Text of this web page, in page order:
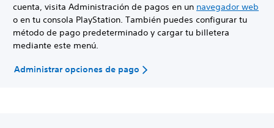
cuenta, visita Administración de pagos en un navegador web
o en tu consola PlayStation. También puedes configurar tu
método de pago predeterminado y cargar tu billetera
mediante este menú.
Administrar opciones de pago